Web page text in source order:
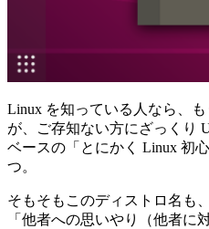
Linux を知っている人なら、
が、ご存知ない方にざっくり
ベースの「とにかく Linux 初
つ。
そもそもこのディストロ名も
「他者への思いやり（他者に